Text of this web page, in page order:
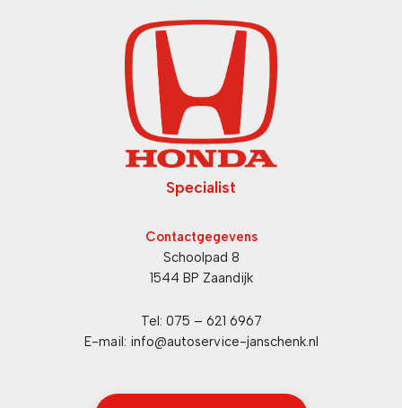
Specialist
Contactgegevens
Schoolpad 8
1544 BP Zaandijk
Tel: 075 – 621 6967
E-mail: info@autoservice-janschenk.nl